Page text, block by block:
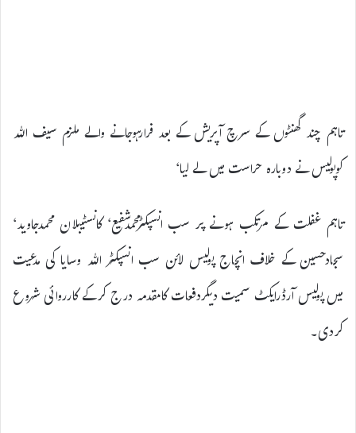
تاہم چند گھنٹوں کے سرچ آپریش کے بعد فرارہوجانے والے ملزم سیف اللہ
کوپولیس نے دوبارہ حراست میں لے لیا‘
تاہم غفلت کے مرتکب ہونے پر سب انسپکٹرمحمدشفیع‘ کانسٹیبلان محمدجاوید‘
سجادحسین کے خلاف انچاج پولیس لائن سب انسپکٹر اللہ وسایا کی مدعیت
میں پولیس آرڈرایکٹ سمیت دیگردفعات کامقدمہ درج کرکے کارروائی شروع
کردی۔